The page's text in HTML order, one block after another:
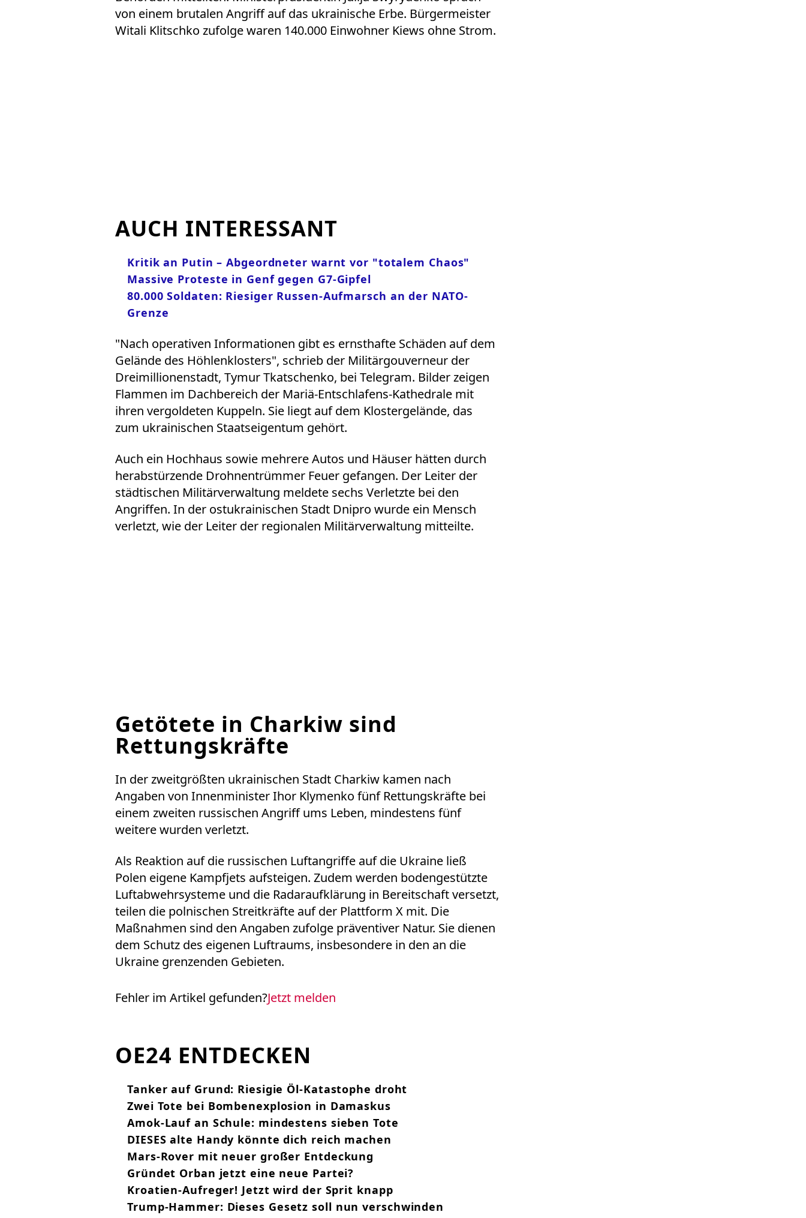
von einem brutalen Angriff auf das ukrainische Erbe. Bürgermeister
Witali Klitschko zufolge waren 140.000 Einwohner Kiews ohne Strom.
AUCH INTERESSANT
Kritik an Putin – Abgeordneter warnt vor "totalem Chaos"
Massive Proteste in Genf gegen G7-Gipfel
80.000 Soldaten: Riesiger Russen-Aufmarsch an der NATO-
Grenze
"Nach operativen Informationen gibt es ernsthafte Schäden auf dem
Gelände des Höhlenklosters", schrieb der Militärgouverneur der
Dreimillionenstadt, Tymur Tkatschenko, bei Telegram. Bilder zeigen
Flammen im Dachbereich der Mariä-Entschlafens-Kathedrale mit
ihren vergoldeten Kuppeln. Sie liegt auf dem Klostergelände, das
zum ukrainischen Staatseigentum gehört.
Auch ein Hochhaus sowie mehrere Autos und Häuser hätten durch
herabstürzende Drohnentrümmer Feuer gefangen. Der Leiter der
städtischen Militärverwaltung meldete sechs Verletzte bei den
Angriffen. In der ostukrainischen Stadt Dnipro wurde ein Mensch
verletzt, wie der Leiter der regionalen Militärverwaltung mitteilte.
Getötete in Charkiw sind
Rettungskräfte
In der zweitgrößten ukrainischen Stadt Charkiw kamen nach
Angaben von Innenminister Ihor Klymenko fünf Rettungskräfte bei
einem zweiten russischen Angriff ums Leben, mindestens fünf
weitere wurden verletzt.
Als Reaktion auf die russischen Luftangriffe auf die Ukraine ließ
Polen eigene Kampfjets aufsteigen. Zudem werden bodengestützte
Luftabwehrsysteme und die Radaraufklärung in Bereitschaft versetzt,
teilen die polnischen Streitkräfte auf der Plattform X mit. Die
Maßnahmen sind den Angaben zufolge präventiver Natur. Sie dienen
dem Schutz des eigenen Luftraums, insbesondere in den an die
Ukraine grenzenden Gebieten.
Fehler im Artikel gefunden?Jetzt melden
OE24 ENTDECKEN
Tanker auf Grund: Riesigie Öl-Katastophe droht
Zwei Tote bei Bombenexplosion in Damaskus
Amok-Lauf an Schule: mindestens sieben Tote
DIESES alte Handy könnte dich reich machen
Mars-Rover mit neuer großer Entdeckung
Gründet Orban jetzt eine neue Partei?
Kroatien-Aufreger! Jetzt wird der Sprit knapp
Trump-Hammer: Dieses Gesetz soll nun verschwinden